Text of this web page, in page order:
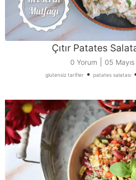
Çıtır Patates
0 Yorum 05
glutensiz tarifler• patates salatası